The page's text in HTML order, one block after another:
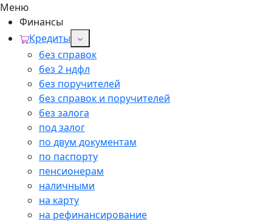
Меню
Финансы
Кредиты
без справок
без 2 ндфл
без поручителей
без справок и поручителей
без залога
под залог
по двум документам
по паспорту
пенсионерам
наличными
на карту
на рефинансирование